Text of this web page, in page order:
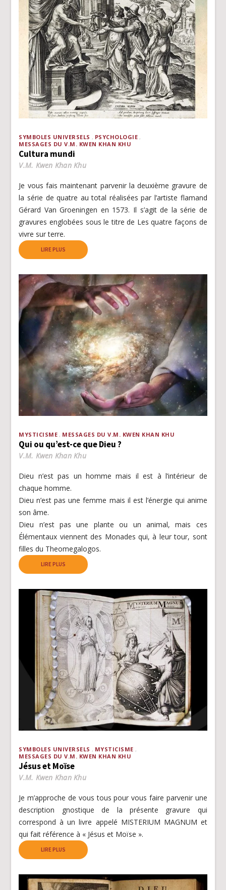
SYMBOLES UNIVERSELS
PSYCHOLOGIE
MESSAGES DU V.M. KWEN KHAN KHU
Cultura mundi
V.M. Kwen Khan Khu
Je vous fais maintenant parvenir la deuxième gravure de
la série de quatre au total réalisées par l’artiste flamand
Gérard Van Groeningen en 1573. Il s’agit de la série de
gravures englobées sous le titre de Les quatre façons de
vivre sur terre.
LIRE PLUS
MYSTICISME MESSAGES DU V.M. KWEN KHAN KHU
Qui ou qu’est-ce que Dieu ?
V.M. Kwen Khan Khu
Dieu n’est pas un homme mais il est à l’intérieur de
chaque homme.
Dieu n’est pas une femme mais il est l’énergie qui anime
son âme.
Dieu n’est pas une plante ou un animal, mais ces
Élémentaux viennent des Monades qui, à leur tour, sont
filles du Theomegalogos.
LIRE PLUS
SYMBOLES UNIVERSELS
MYSTICISME
MESSAGES DU V.M. KWEN KHAN KHU
Jésus et Moïse
V.M. Kwen Khan Khu
Je m’approche de vous tous pour vous faire parvenir une
description gnostique de la présente gravure qui
correspond à un livre appelé MISTERIUM MAGNUM et
qui fait référence à « Jésus et Moïse ».
LIRE PLUS